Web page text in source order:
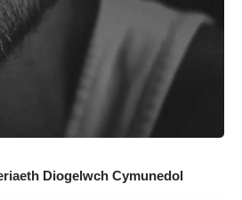
Diogelwch Cymunedol